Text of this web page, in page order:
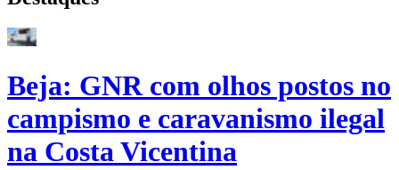
Beja: GNR com olhos postos no
campismo e caravanismo ilegal
na Costa Vicentina